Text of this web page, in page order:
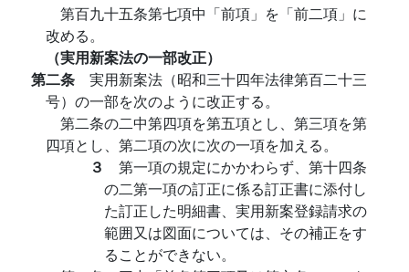
第百九十五条第七項中「前項」を「前二項」に
改める。
（実用新案法の一部改正）
第二条 実用新案法（昭和三十四年法律第百二十三
号）の一部を次のように改正する。
第二条の二中第四項を第五項とし、第三項を第
四項とし、第二項の次に次の一項を加える。
３ 第一項の規定にかかわらず、第十四条
の二第一項の訂正に係る訂正書に添付し
た訂正した明細書、実用新案登録請求の
範囲又は図面については、その補正をす
ることができない。